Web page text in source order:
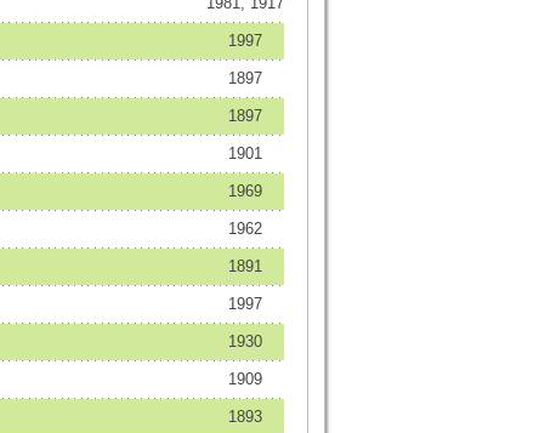
1997
1897
1897
1901
1969
1962
1891
1997
1930
1909
1893